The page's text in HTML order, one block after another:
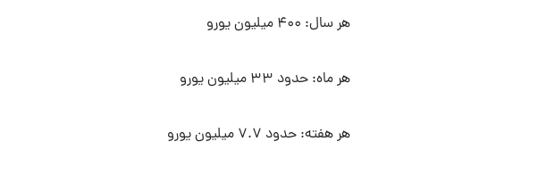
هر سال: ۴۰۰ میلیون یورو
هر ماه: حدود ۳۳ میلیون یورو
هر هفته: حدود ۷.۷ میلیون یورو